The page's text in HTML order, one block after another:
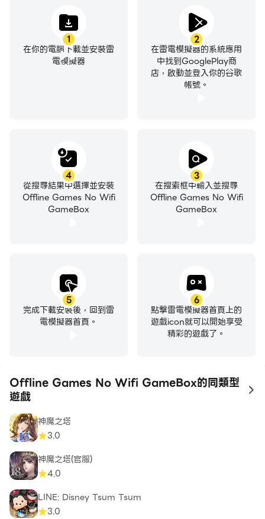
1
在你的電腦下載並安裝雷
電模擬器
2
在雷電模擬器的系統應用
中找到GooglePlay商
店，啟動並登入你的谷歌
帳號。
3
在搜索框中輸入並搜尋
Offline Games No Wifi
GameBox
4
從搜尋結果中選擇並安裝
Offline Games No Wifi
GameBox
5
完成下載安裝後，回到雷
電模擬器首頁。
6
點擊雷電模擬器首頁上的
遊戲icon就可以開始享受
精彩的遊戲了。
Offline Games No Wifi GameBox的同類型
遊戲
to
神魔之塔
3.0
神魔之塔(官服)
4.0
LINE: Disney Tsum Tsum
3.0